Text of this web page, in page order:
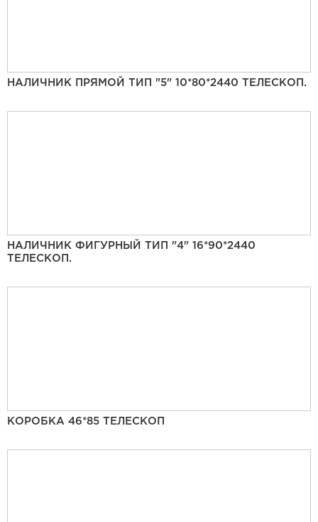
НАЛИЧНИК ПРЯМОЙ ТИП "5" 10*80*2440 ТЕЛЕСКОП.
НАЛИЧНИК ФИГУРНЫЙ ТИП "4" 16*90*2440
ТЕЛЕСКОП.
КОРОБКА 46*85 ТЕЛЕСКОП